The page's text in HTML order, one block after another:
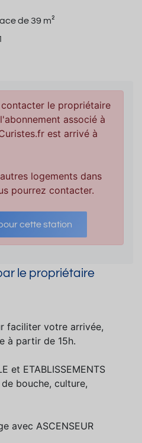
de39 m²
le propriétaire
associé à
est arrivé à
logements dans
pourrez contacter.
cette station
le propriétaire
faciliter votre arrivée,
à partir de 15h.
et ETABLISSEMENTS
bouche, culture,
avec ASCENSEUR